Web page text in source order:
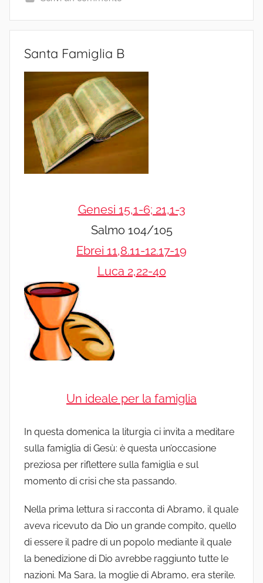
Santa Famiglia B
Genesi 15,1-6; 21,1-3
Salmo 104/105
Ebrei 11,8.11-12.17-19
Luca 2,22-40
Un ideale per la famiglia
In questa domenica la liturgia ci invita a meditare
sulla famiglia di Gesù: è questa un’occasione
preziosa per riflettere sulla famiglia e sul
momento di crisi che sta passando.
Nella prima lettura si racconta di Abramo, il quale
aveva ricevuto da Dio un grande compito, quello
di essere il padre di un popolo mediante il quale
la benedizione di Dio avrebbe raggiunto tutte le
nazioni. Ma Sara, la moglie di Abramo, era sterile.